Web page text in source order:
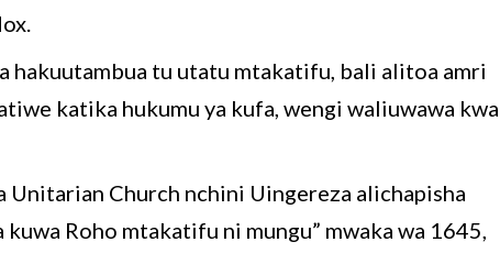
hakuutambua tu utatu mtakatifu, bali alitoa amri
katika hukumu ya kufa, wengi waliuwawa kwa
Unitarian Church nchini Uingereza alichapisha
Roho mtakatifu ni mungu” mwaka wa 1645,